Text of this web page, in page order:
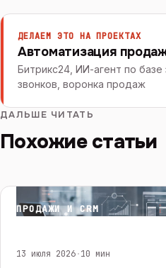
ДЕЛАЕМ ЭТО НА ПРОЕКТАХ
Автоматизация
Битрикс24, ИИ-агент по базе
звонков, воронка продаж
ДАЛЬШЕ ЧИТАТЬ
Похожие статьи
ПРОДАЖИ И CRM
13 июля 2026·10 мин